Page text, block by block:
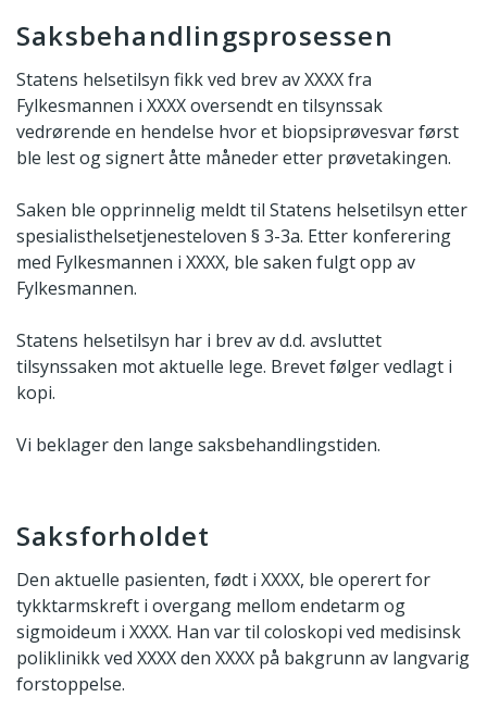
Saksbehandlingsprosessen
Statens helsetilsyn fikk ved brev av XXXX fra
Fylkesmannen i XXXX oversendt en tilsynssak
vedrørende en hendelse hvor et biopsiprøvesvar først
ble lest og signert åtte måneder etter prøvetakingen.
Saken ble opprinnelig meldt til Statens helsetilsyn etter
spesialisthelsetjenesteloven § 3-3a. Etter konferering
med Fylkesmannen i XXXX, ble saken fulgt opp av
Fylkesmannen.
Statens helsetilsyn har i brev av d.d. avsluttet
tilsynssaken mot aktuelle lege. Brevet følger vedlagt i
kopi.
Vi beklager den lange saksbehandlingstiden.
Saksforholdet
Den aktuelle pasienten, født i XXXX, ble operert for
tykktarmskreft i overgang mellom endetarm og
sigmoideum i XXXX. Han var til coloskopi ved medisinsk
poliklinikk ved XXXX den XXXX på bakgrunn av langvarig
forstoppelse.